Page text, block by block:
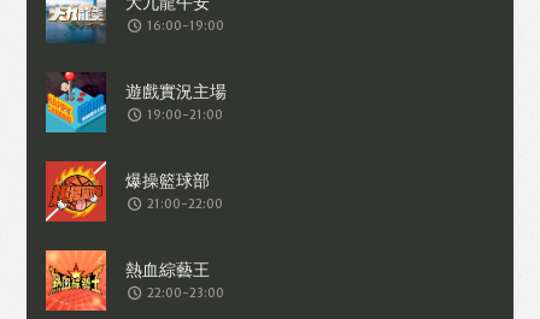
報並會根據你在交易平台（如PAYPAL），
問答、爭執或與帳戶相關的物品或內
容）。
16:00-19:00
19:00-21:00
21:00-22:00
22:00-23:00